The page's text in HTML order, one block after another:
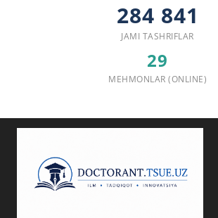
284 841
JAMI TASHRIFLAR
29
MEHMONLAR (ONLINE)